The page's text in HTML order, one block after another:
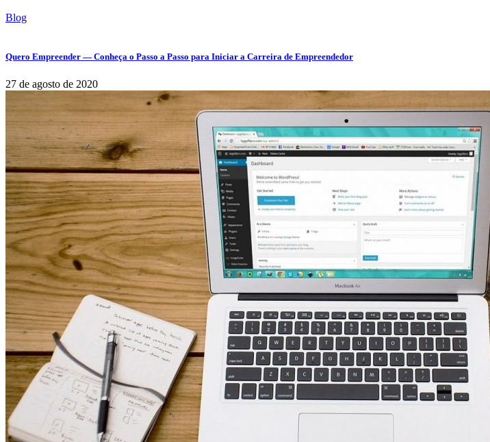
Blog
Quero Empreender — Conheça o Passo a Passo para Iniciar a Carreira de Empreendedor
27 de agosto de 2020